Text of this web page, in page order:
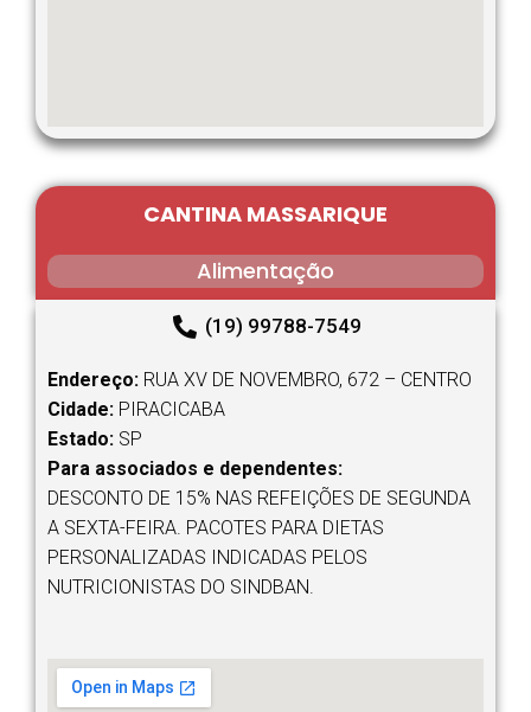
CANTINA MASSARIQUE
Alimentação
(19) 99788-7549
Endereço: RUA XV DE NOVEMBRO, 672 – CENTRO
Cidade: PIRACICABA
Estado: SP
Para associados e dependentes:
DESCONTO DE 15% NAS REFEIÇÕES DE SEGUNDA
A SEXTA-FEIRA. PACOTES PARA DIETAS
PERSONALIZADAS INDICADAS PELOS
NUTRICIONISTAS DO SINDBAN.